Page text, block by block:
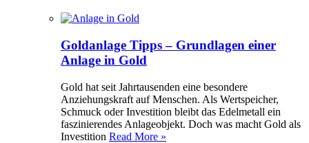
Goldanlage Tipps – Grundlagen einer
Anlage in Gold
Gold hat seit Jahrtausenden eine besondere
Anziehungskraft auf Menschen. Als Wertspeicher,
Schmuck oder Investition bleibt das Edelmetall ein
faszinierendes Anlageobjekt. Doch was macht Gold als
Investition Read More »